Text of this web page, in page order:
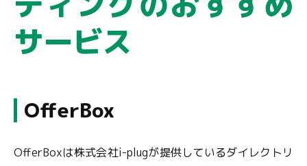
サービス
OfferBox
OfferBoxは株式会社i-plugが提供しているダイレクトリ